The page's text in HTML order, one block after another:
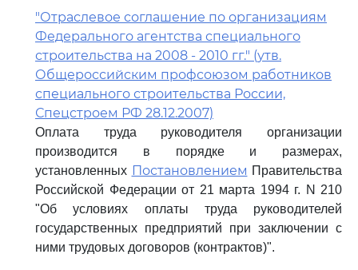
"Отраслевое соглашение по организациям
Федерального агентства специального
строительства на 2008 - 2010 гг." (утв.
Общероссийским профсоюзом работников
специального строительства России,
Спецстроем РФ 28.12.2007)
Оплата труда руководителя организации
производится в порядке и размерах,
установленных Постановлением Правительства
Российской Федерации от 21 марта 1994 г. N 210
"Об условиях оплаты труда руководителей
государственных предприятий при заключении с
ними трудовых договоров (контрактов)".